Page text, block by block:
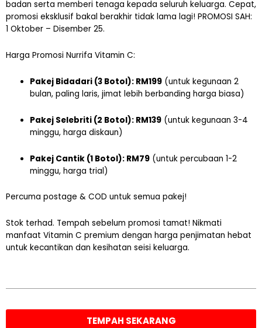
badan serta memberi tenaga kepada seluruh keluarga. Cepat,
promosi eksklusif bakal berakhir tidak lama lagi! PROMOSI SAH:
1 Oktober – Disember 25.
Harga Promosi Nurrifa Vitamin C:
Pakej Bidadari (3 Botol): RM199 (untuk kegunaan 2
bulan, paling laris, jimat lebih berbanding harga biasa)
Pakej Selebriti (2 Botol): RM139 (untuk kegunaan 3-4
minggu, harga diskaun)
Pakej Cantik (1 Botol): RM79 (untuk percubaan 1-2
minggu, harga trial)
Percuma postage & COD untuk semua pakej!
Stok terhad. Tempah sebelum promosi tamat! Nikmati
manfaat Vitamin C premium dengan harga penjimatan hebat
untuk kecantikan dan kesihatan seisi keluarga.
TEMPAH SEKARANG